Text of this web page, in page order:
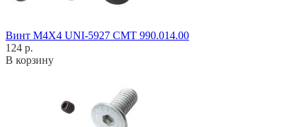
Винт M4X4 UNI-5927 CMT 990.014.00
124 р.
В корзину